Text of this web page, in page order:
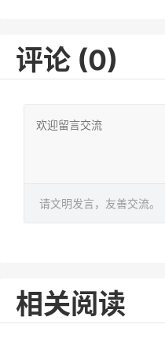
评论 (0)
请文明发言，友善交流。
相关阅读